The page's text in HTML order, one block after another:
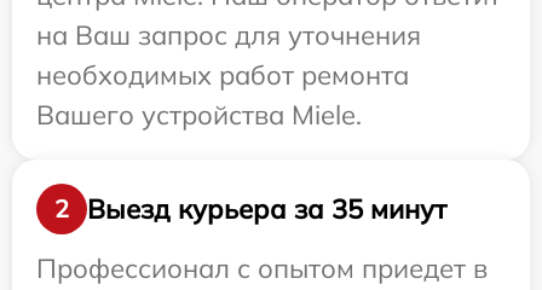
на Ваш запрос для уточнения
необходимых работ ремонта
Вашего устройства Miele.
2
Выезд курьера за 35 минут
Профессионал с опытом приедет в